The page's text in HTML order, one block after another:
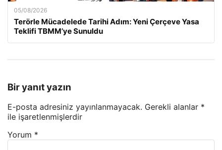
05/08/2026
Terörle Mücadelede Tarihi Adım: Yeni Çerçeve Yasa
Teklifi TBMM’ye Sunuldu
Bir yanıt yazın
E-posta adresiniz yayınlanmayacak. Gerekli alanlar *
ile işaretlenmişlerdir
Yorum *